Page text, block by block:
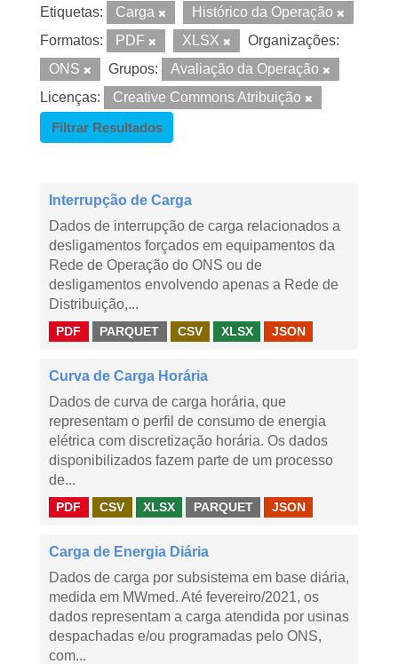
Etiquetas: Carga
Histórico da Operação
Formatos:
PDF XLSX
Organizações:
ONS
Grupos:
Avaliação da Operação
Licenças:
Creative Commons Atribuição
Filtrar Resultados
Interrupção de Carga
Dados de interrupção de carga relacionados a
desligamentos forçados em equipamentos da
Rede de Operação do ONS ou de
desligamentos envolvendo apenas a Rede de
Distribuição,...
PDF PARQUET CSV XLSX JSON
Curva de Carga Horária
Dados de curva de carga horária, que
representam o perfil de consumo de energia
elétrica com discretização horária. Os dados
disponibilizados fazem parte de um processo
de...
PDF CSV XLSX PARQUET JSON
Carga de Energia Diária
Dados de carga por subsistema em base diária,
medida em MWmed. Até fevereiro/2021, os
dados representam a carga atendida por usinas
despachadas e/ou programadas pelo ONS,
com...